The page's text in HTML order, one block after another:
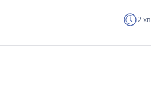
2 хв